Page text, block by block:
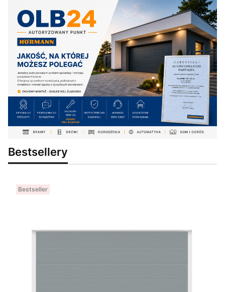
Bestsellery
Bestseller